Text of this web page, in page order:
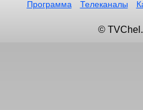
Программа Телеканалы
©